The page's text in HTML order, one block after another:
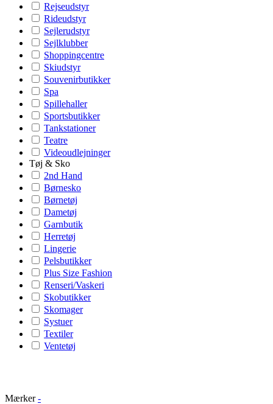
Rejseudstyr
Rideudstyr
Sejlerudstyr
Sejlklubber
Shoppingcentre
Skiudstyr
Souvenirbutikker
Spa
Spillehaller
Sportsbutikker
Tankstationer
Teatre
Videoudlejninger
Tøj & Sko
2nd Hand
Børnesko
Børnetøj
Dametøj
Garnbutik
Herretøj
Lingerie
Pelsbutikker
Plus Size Fashion
Renseri/Vaskeri
Skobutikker
Skomager
Systuer
Textiler
Ventetøj
Mærker -